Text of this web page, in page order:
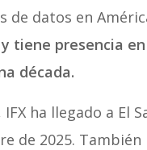
datos en
tiene presencia
década.
ha llegado a El
de 2025.